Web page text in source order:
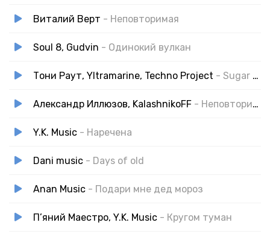
Виталий Верт - Неповторимая
Soul 8, Gudvin - Одинокий вулкан
Тони Раут, Yltramarine, Techno Project - Sugar Daddy (Dance Mix)
Александр Иллюзов, KalashnikoFF - Неповторимая 2.0 (Remix)
Y.K. Music - Наречена
Dani music - Days of old
Anan Music - Подари мне дед мороз
П’яний Маестро, Y.K. Music - Кругом туман